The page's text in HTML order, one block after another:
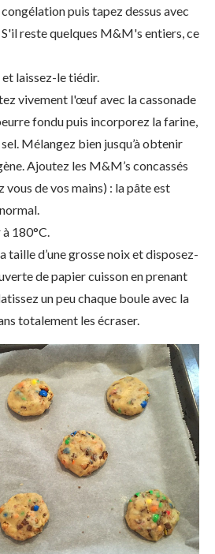
puis tapez dessus avec
reste quelques M&M's entiers, ce
laissez-le tiédir.
vivement l'œuf avec la cassonade
fondu puis incorporez la farine,
Mélangez bien jusqu’à obtenir
Ajoutez les M&M’s concassés
vous de vos mains) : la pâte est
180°C.
taille d’une grosse noix et disposez-
de papier cuisson en prenant
un peu chaque boule avec la
totalement les écraser.